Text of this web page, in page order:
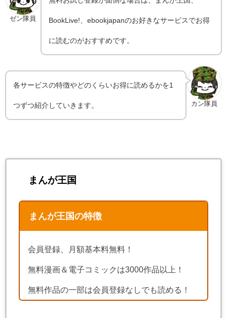
ゼン隊員 BookLive!、ebookjapanのお好きなサービスでお得
に読むのがおすすめです。
カン隊員
各サービスの特徴やどのくらいお得に読めるかを1
つずつ紹介していきます。
まんが王国
まんが王国の特徴
会員登録、月額基本料無料！
無料漫画＆電子コミックは3000作品以上！
無料作品の一部は会員登録なしでも読める！